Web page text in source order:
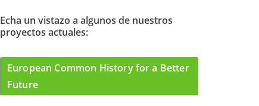
o
o
g
r
m
b
e
Echa un vistazo a algunos de nuestros
proyectos actuales:
European Common History for a Better
Future